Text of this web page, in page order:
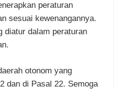
peraturan
sesuai kewenangannya.
diatur dalam peraturan
otonom yang
dan di Pasal 22. Semoga